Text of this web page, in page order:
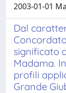
2003-01-01
Dal
significato
Madama.
profili
Grande